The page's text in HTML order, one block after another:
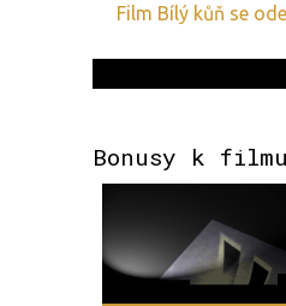
film Bílý kůň se
Bonusy k filmu